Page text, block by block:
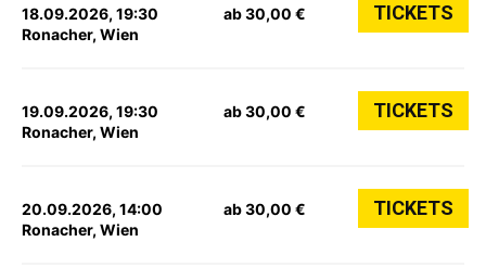
18.09.2026, 19:30
Ronacher, Wien
ab 30,00 € TICKETS
19.09.2026, 19:30
Ronacher, Wien
ab 30,00 € TICKETS
20.09.2026, 14:00
Ronacher, Wien
ab 30,00 € TICKETS